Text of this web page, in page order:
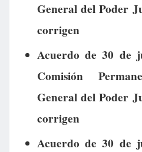
General del Poder
corrigen
Acuerdo de 30 de
Comisión
General del Poder
corrigen
Acuerdo de 30 de